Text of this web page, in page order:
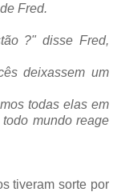
Fred.
?" disse Fred,
deixassem um
todas elas em
mundo reage
tiveram sorte por